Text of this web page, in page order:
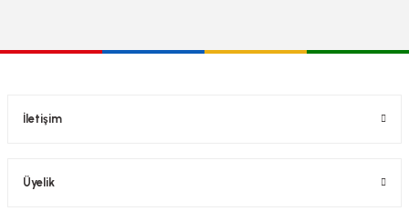
İletişim
Üyelik